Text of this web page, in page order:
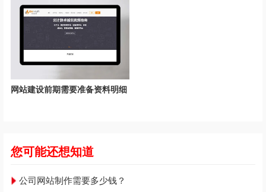
网站建设前期需要准备资料明细
您可能还想知道
公司网站制作需要多少钱？